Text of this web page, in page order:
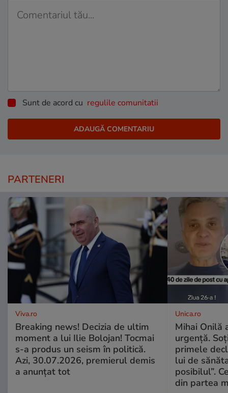
Sunt de acord cu regulile comunitatii
PARTENERI
Viva.ro
Breaking news! Decizia de ultim
moment a lui Ilie Bolojan! Tocmai
s-a produs un seism în politică.
Azi, 30.07.2026, premierul demis
a anunțat tot
Unica.ro
Mihai Onilă
urgență.
primele
lui de
posibilul”.
din partea